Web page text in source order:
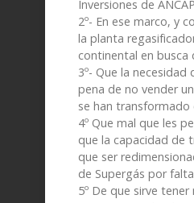
Inversiones de
2º- En ese marco, y
la planta
continental en busca
3º- Que la
pena de no vender
se han transformado
4º Que mal que les
que la capacidad de
que ser
de Supergás por
5º De que sirve